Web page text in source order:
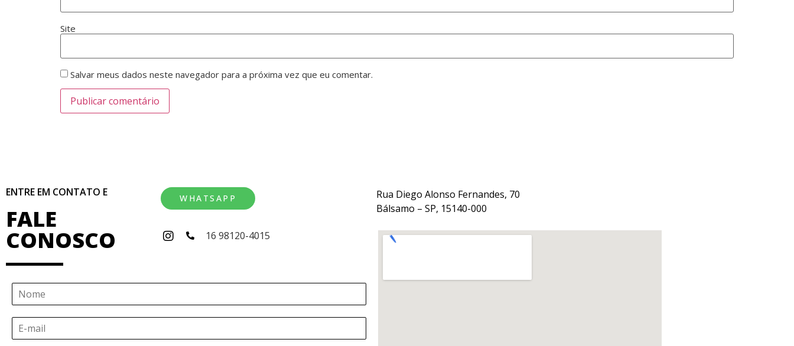
Site
Salvar meus dados neste navegador para a próxima vez que eu comentar.
ENTRE EM CONTATO E
FALE
CONOSCO
WHATSAPP
16 98120-4015
Rua Diego Alonso Fernandes, 70
Bálsamo – SP, 15140-000
N
E